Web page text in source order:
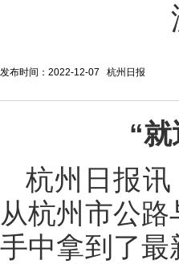
发布时间：2022-12-07 杭州日报
“
杭州日报
从杭州市公
手中拿到了